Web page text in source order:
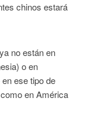
chinos estará
no están en
o en
ese tipo de
en América